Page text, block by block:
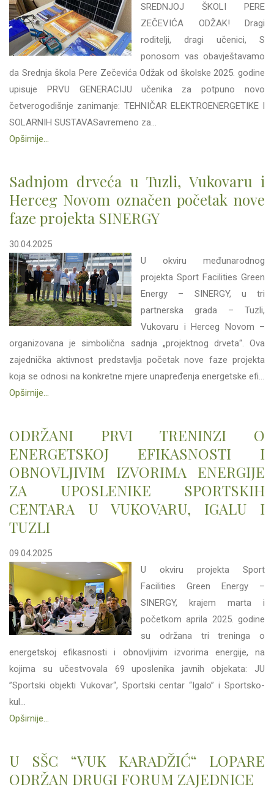
SREDNJOJ ŠKOLI PERE
ZEČEVIĆA ODŽAK! Dragi
roditelji, dragi učenici, S
ponosom vas obavještavamo
da Srednja škola Pere Zečevića Odžak od školske 2025. godine
upisuje PRVU GENERACIJU učenika za potpuno novo
četverogodišnje zanimanje: TEHNIČAR ELEKTROENERGETIKE I
SOLARNIH SUSTAVASavremeno za...
Opširnije...
Sadnjom drveća u Tuzli, Vukovaru i
Herceg Novom označen početak nove
faze projekta SINERGY
30.04.2025
U okviru međunarodnog
projekta Sport Facilities Green
Energy – SINERGY, u tri
partnerska grada – Tuzli,
Vukovaru i Herceg Novom –
organizovana je simbolična sadnja „projektnog drveta“. Ova
zajednička aktivnost predstavlja početak nove faze projekta
koja se odnosi na konkretne mjere unapređenja energetske efi...
Opširnije...
ODRŽANI PRVI TRENINZI O
ENERGETSKOJ EFIKASNOSTI I
OBNOVLJIVIM IZVORIMA ENERGIJE
ZA UPOSLENIKE SPORTSKIH
CENTARA U VUKOVARU, IGALU I
TUZLI
09.04.2025
U okviru projekta Sport
Facilities Green Energy –
SINERGY, krajem marta i
početkom aprila 2025. godine
su održana tri treninga o
energetskoj efikasnosti i obnovljivim izvorima energije, na
kojima su učestvovala 69 uposlenika javnih objekata: JU
”Sportski objekti Vukovar“, Sportski centar “Igalo” i Sportsko-
kul...
Opširnije...
U SŠC “VUK KARADŽIĆ“ LOPARE
ODRŽAN DRUGI FORUM ZAJEDNICE